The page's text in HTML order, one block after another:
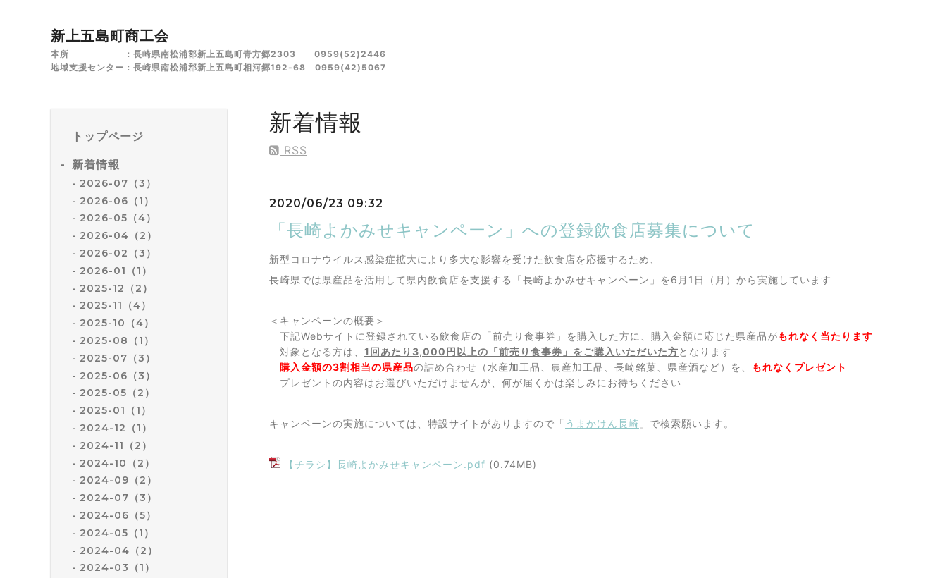
新上五島町商工会
本所 ：長崎県南松浦郡新上五島町青方郷2303 0959(52)2446
地域支援センター：長崎県南松浦郡新上五島町相河郷192-68 0959(42)5067
トップページ
新着情報
2026-07（3）
2026-06（1）
2026-05（4）
2026-04（2）
2026-02（3）
2026-01（1）
2025-12（2）
2025-11（4）
2025-10（4）
2025-08（1）
2025-07（3）
2025-06（3）
2025-05（2）
2025-01（1）
2024-12（1）
2024-11（2）
2024-10（2）
2024-09（2）
2024-07（3）
2024-06（5）
2024-05（1）
2024-04（2）
2024-03（1）
新着情報
RSS
2020/06/23 09:32
「長崎よかみせキャンペーン」への登録飲食店募集について
新型コロナウイルス感染症拡大により多大な影響を受けた飲食店を応援するため、
長崎県では県産品を活用して県内飲食店を支援する「長崎よかみせキャンペーン」を6月1日（月）から実施しています
＜キャンペーンの概要＞
下記Webサイトに登録されている飲食店の「前売り食事券」を購入した方に、購入金額に応じた県産品がもれなく当たります
対象となる方は、 1回あたり3,000円以上の「前売り食事券」をご購入いただいた方となります
購入金額の3割相当の県産品の詰め合わせ（水産加工品、農産加工品、長崎銘菓、県産酒など）を、
もれなくプレゼント
プレゼントの内容はお選びいただけませんが、何が届くかは楽しみにお待ちください
キャンペーンの実施については、特設サイトがありますので「 うまかけん長崎 」で検索願います。
【チラシ】長崎よかみせキャンペーン.pdf (0.74MB)